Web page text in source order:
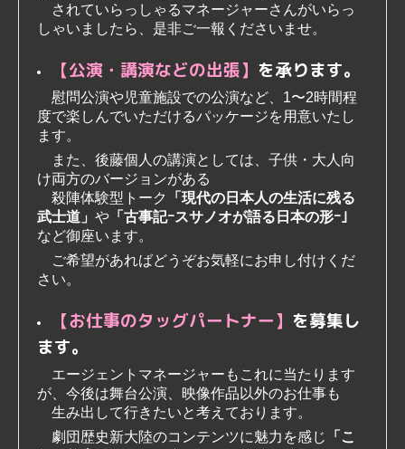
されていらっしゃるマネージャーさんがいらっ
しゃいましたら、是非ご一報くださいませ。
【公演・講演などの出張】 を承ります。
慰問公演や児童施設での公演など、1〜2時間程
度で楽しんでいただけるパッケージを用意いたし
ます。
また、後藤個人の講演としては、子供・大人向
け両方のバージョンがある
殺陣体験型トーク
「現代の日本人の生活に残る
武士道」 や 「古事記ｰスサノオが語る日本の形ｰ」
など御座います。
ご希望があればどうぞお気軽にお申し付けくだ
さい。
【お仕事のタッグパートナー】 を募集し
ます。
エージェントマネージャーもこれに当たります
が、今後は舞台公演、映像作品以外のお仕事も
生み出して行きたいと考えております。
劇団歴史新大陸のコンテンツに魅力を感じ
「こ